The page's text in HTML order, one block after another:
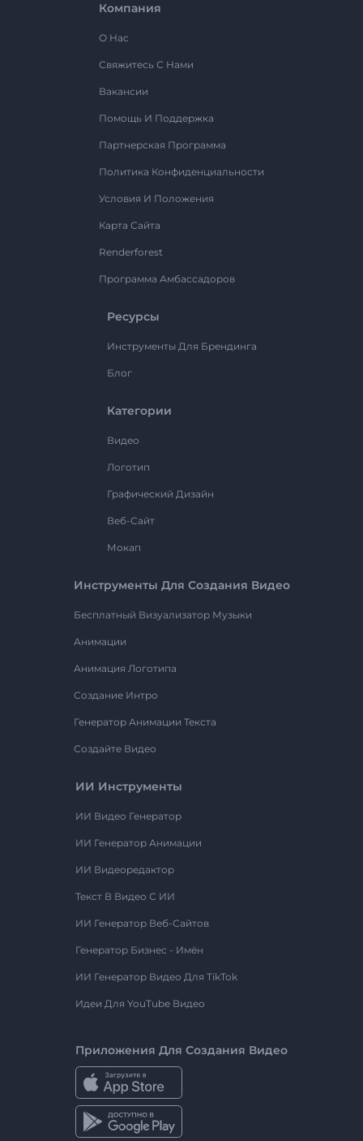
Компания
О Нас
Свяжитесь С Нами
Вакансии
Помощь И Поддержка
Партнерская Программа
Политика Конфиденциальности
Условия И Положения
Карта Сайта
Renderforest
Программа Амбассадоров
Ресурсы
Инструменты Для Брендинга
Блог
Категории
Видео
Логотип
Графический Дизайн
Веб-Сайт
Мокап
Инструменты Для Создания Видео
Бесплатный Визуализатор Музыки
Анимации
Анимация Логотипа
Создание Интро
Генератор Анимации Текста
Создайте Видео
ИИ Инструменты
ИИ Видео Генератор
ИИ Генератор Анимации
ИИ Видеоредактор
Текст В Видео С ИИ
ИИ Генератор Веб-Сайтов
Генератор Бизнес - Имён
ИИ Генератор Видео Для TikTok
Идеи Для YouTube Видео
Приложения Для Создания Видео